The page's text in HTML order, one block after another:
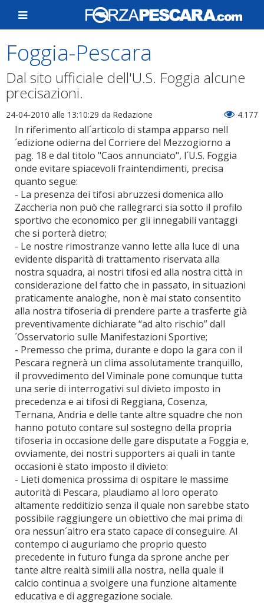
Foggia-Pescara
Dal sito ufficiale dell'U.S. Foggia alcune
precisazioni.
24-04-2010 alle 13:10:29 da Redazione 4.177
In riferimento all´articolo di stampa apparso nell
´edizione odierna del Corriere del Mezzogiorno a
pag. 18 e dal titolo "Caos annunciato", l´U.S. Foggia
onde evitare spiacevoli fraintendimenti, precisa
quanto segue:
- La presenza dei tifosi abruzzesi domenica allo
Zaccheria non può che rallegrarci sia sotto il profilo
sportivo che economico per gli innegabili vantaggi
che si porterà dietro;
- Le nostre rimostranze vanno lette alla luce di una
evidente disparità di trattamento riservata alla
nostra squadra, ai nostri tifosi ed alla nostra città in
considerazione del fatto che in passato, in situazioni
praticamente analoghe, non è mai stato consentito
alla nostra tifoseria di prendere parte a trasferte già
preventivamente dichiarate “ad alto rischio” dall
´Osservatorio sulle Manifestazioni Sportive;
- Premesso che prima, durante e dopo la gara con il
Pescara regnerà un clima assolutamente tranquillo,
il provvedimento del Viminale pone comunque tutta
una serie di interrogativi sul divieto imposto in
precedenza e ai tifosi di Reggiana, Cosenza,
Ternana, Andria e delle tante altre squadre che non
hanno potuto contare sul sostegno della propria
tifoseria in occasione delle gare disputate a Foggia e,
ovviamente, dei nostri supporters ai quali in tante
occasioni è stato imposto il divieto:
- Lieti domenica prossima di ospitare le massime
autorità di Pescara, plaudiamo al loro operato
altamente redditizio senza il quale non sarebbe stato
possibile raggiungere un obiettivo che mai prima di
ora nessun´altro era stato capace di conseguire. Al
contempo ci auguriamo che proprio questo
precedente in futuro funga da sprone anche per
tante altre realtà simili alla nostra, nella quale il
calcio continua a svolgere una funzione altamente
educativa e di aggregazione sociale.